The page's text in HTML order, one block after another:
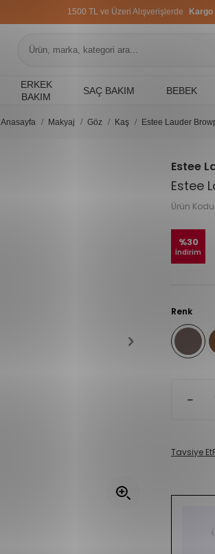
1500 TL ve Üzeri Alışverişlerde
ERKEK
BAKIM
SAÇ BAKIM BEBEK
Anasayfa Makyaj Göz Kaş Estee Lauder
Estee
Estee
Ürün Kodu
%30
İndirim
Renk
Tavsiye Et